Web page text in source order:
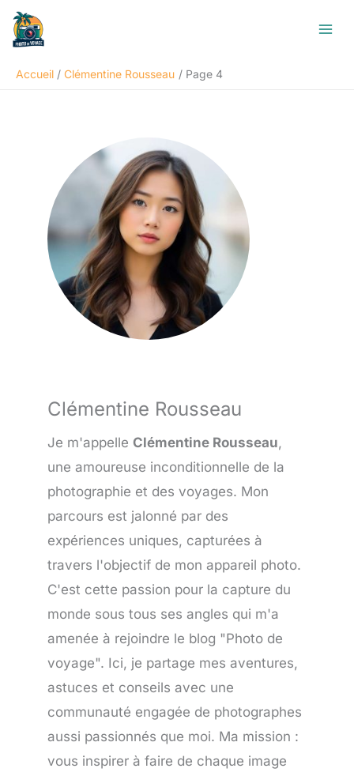
Aller
contenu
Accueil
Clémentine Rousseau Page 4
Clémentine Rousseau
Je m'appelle Clémentine Rousseau,
une amoureuse inconditionnelle de la
photographie et des voyages. Mon
parcours est jalonné par des
expériences uniques, capturées à
travers l'objectif de mon appareil photo.
C'est cette passion pour la capture du
monde sous tous ses angles qui m'a
amenée à rejoindre le blog "Photo de
voyage". Ici, je partage mes aventures,
astuces et conseils avec une
communauté engagée de photographes
aussi passionnés que moi. Ma mission :
vous inspirer à faire de chaque image